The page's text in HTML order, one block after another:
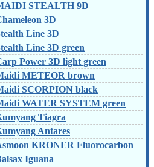
STEALTH 9D
3D
Line 3D
Line 3D green
Power 3D light green
METEOR brown
SCORPION black
WATER SYSTEM green
Tiagra
Antares
KRONER Fluorocarbon
Iguana